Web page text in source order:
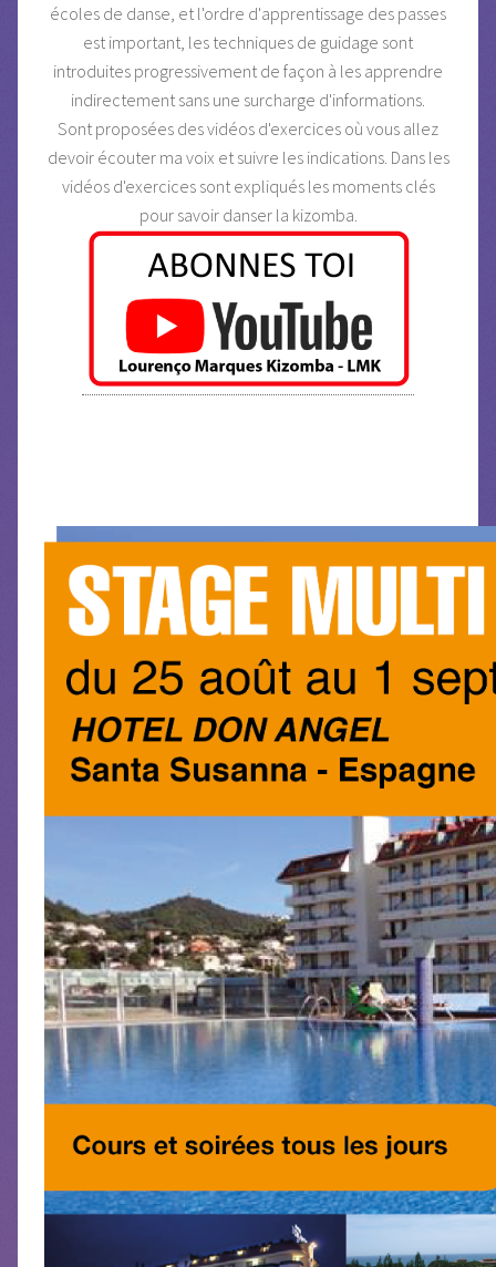
écoles de danse, et l'ordre d'apprentissage des passes
est important, les techniques de guidage sont
introduites progressivement de façon à les apprendre
indirectement sans une surcharge d'informations.
Sont proposées des vidéos d'exercices où vous allez
devoir écouter ma voix et suivre les indications. Dans les
vidéos d'exercices sont expliqués les moments clés
pour savoir danser la kizomba.